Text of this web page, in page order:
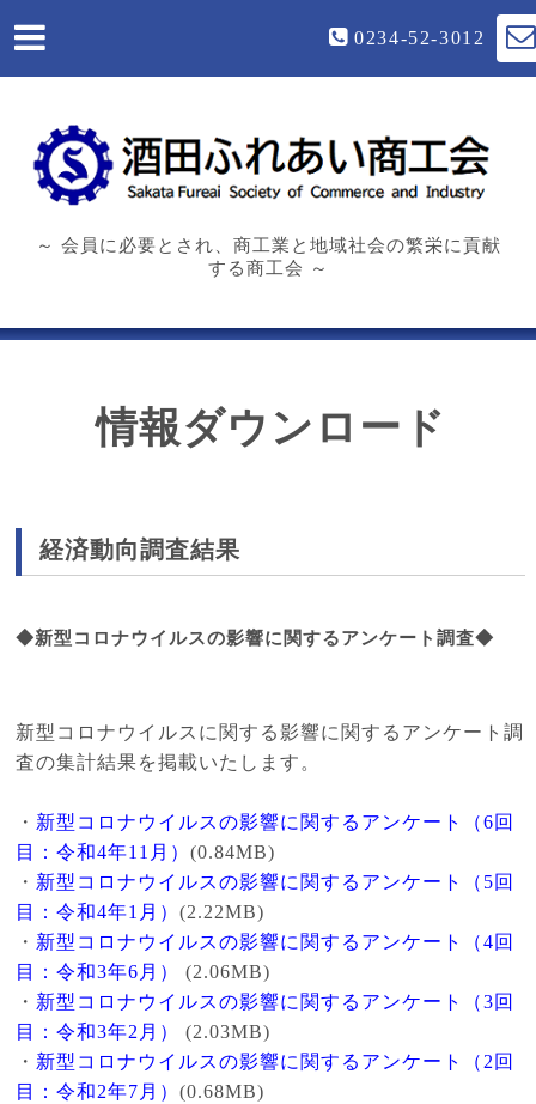
0234-52-3012
～ 会員に必要とされ、商工業と地域社会の繁栄に貢献
する商工会 ～
情報ダウンロード
経済動向調査結果
◆新型コロナウイルスの影響に関するアンケート調査◆
新型コロナウイルスに関する影響に関するアンケート調
査の集計結果を掲載いたします。
・ 新型コロナウイルスの影響に関するアンケート（6回
目：令和4年11月）(0.84MB)
・ 新型コロナウイルスの影響に関するアンケート（5回
目：令和4年1月）(2.22MB)
・ 新型コロナウイルスの影響に関するアンケート（4回
目：令和3年6月）
(2.06MB)
・ 新型コロナウイルスの影響に関するアンケート（3回
目：令和3年2月）
(2.03MB)
・ 新型コロナウイルスの影響に関するアンケート（2回
目：令和2年7月）(0.68MB)